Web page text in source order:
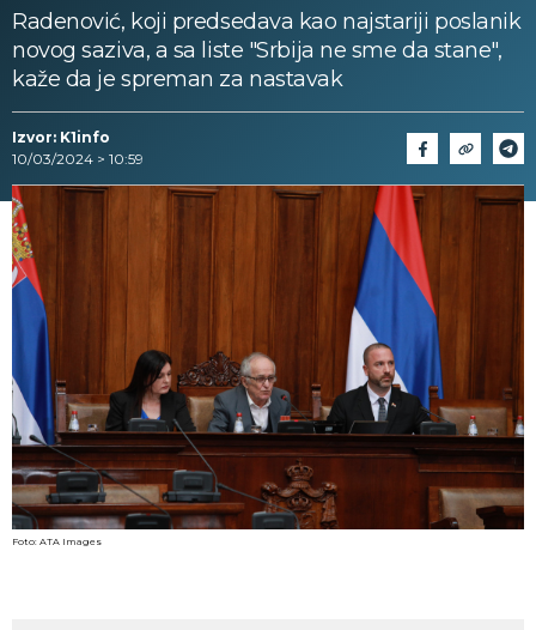
Radenović, koji predsedava kao najstariji poslanik
novog saziva, a sa liste "Srbija ne sme da stane",
kaže da je spreman za nastavak
Izvor: K1info
10/03/2024 > 10:59
Foto: ATA Images